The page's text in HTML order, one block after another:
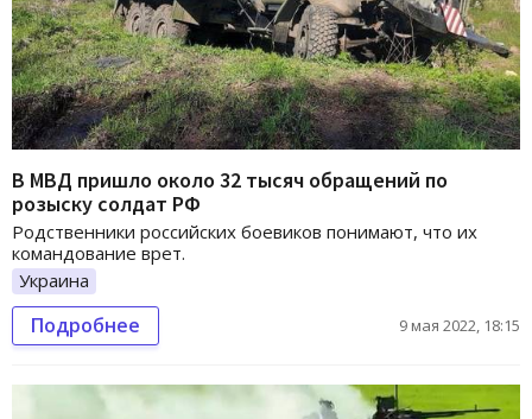
В МВД пришло около 32 тысяч обращений по
розыску солдат РФ
Родственники российских боевиков понимают, что их
командование врет.
Украина
Подробнее 9 мая 2022, 18:15